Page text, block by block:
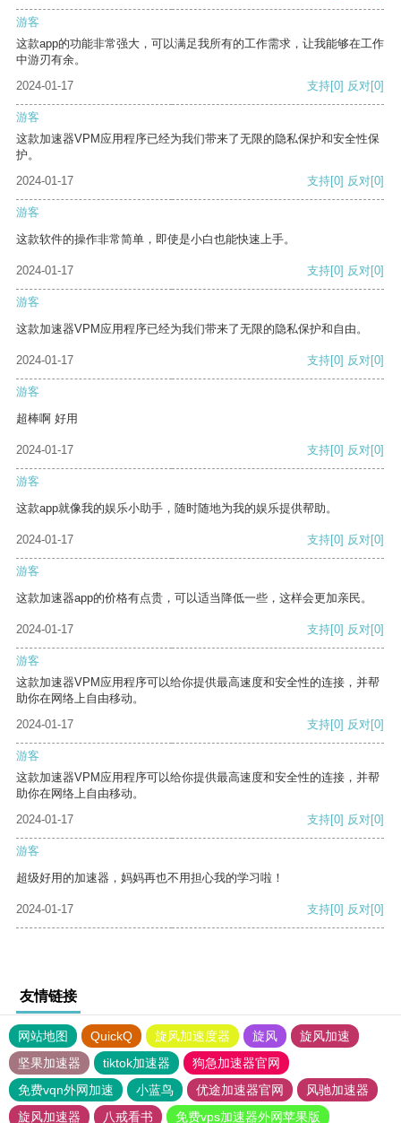
游客
这款app的功能非常强大，可以满足我所有的工作需求，让我能够在工作
中游刃有余。
2024-01-17
支持[0] 反对[0]
游客
这款加速器VPM应用程序已经为我们带来了无限的隐私保护和安全性保
护。
2024-01-17
支持[0] 反对[0]
游客
这款软件的操作非常简单，即使是小白也能快速上手。
2024-01-17 支持[0] 反对[0]
游客
这款加速器VPM应用程序已经为我们带来了无限的隐私保护和自由。
2024-01-17 支持[0] 反对[0]
游客
超棒啊 好用
2024-01-17 支持[0] 反对[0]
游客
这款app就像我的娱乐小助手，随时随地为我的娱乐提供帮助。
2024-01-17 支持[0] 反对[0]
游客
这款加速器app的价格有点贵，可以适当降低一些，这样会更加亲民。
2024-01-17 支持[0] 反对[0]
游客
这款加速器VPM应用程序可以给你提供最高速度和安全性的连接，并帮
助你在网络上自由移动。
2024-01-17
支持[0] 反对[0]
游客
这款加速器VPM应用程序可以给你提供最高速度和安全性的连接，并帮
助你在网络上自由移动。
2024-01-17
支持[0] 反对[0]
游客
超级好用的加速器，妈妈再也不用担心我的学习啦！
2024-01-17 支持[0] 反对[0]
友情链接
网站地图 QuickQ 旋风加速度器 旋风
旋风加速
坚果加速器
tiktok加速器
狗急加速器官网
免费vqn外网加速
小蓝鸟 优途加速器官网
风驰加速器
旋风加速器
八戒看书 免费vps加速器外网苹果版